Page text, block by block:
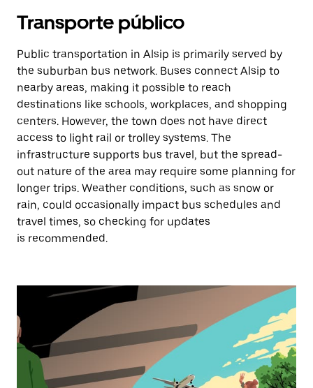
Transporte público
Public transportation in Alsip is primarily served by
the suburban bus network. Buses connect Alsip to
nearby areas, making it possible to reach
destinations like schools, workplaces, and shopping
centers. However, the town does not have direct
access to light rail or trolley systems. The
infrastructure supports bus travel, but the spread-
out nature of the area may require some planning for
longer trips. Weather conditions, such as snow or
rain, could occasionally impact bus schedules and
travel times, so checking for updates
is recommended.